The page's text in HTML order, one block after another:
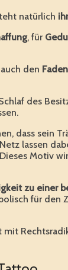
natürlich
, für
den
des
dass sein
lassen
Motiv
zu einer
für den